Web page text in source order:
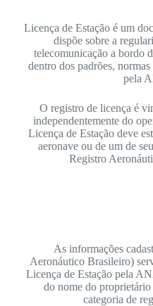
Licença de Estação é um
dispõe sobre a
telecomunicação a bordo
dentro dos padrões,
pela
O registro de licença é
independentemente do
Licença de Estação deve
aeronave ou de um de
Registro
As informações
Aeronáutico Brasileiro)
Licença de Estação pela
do nome do
categoria de